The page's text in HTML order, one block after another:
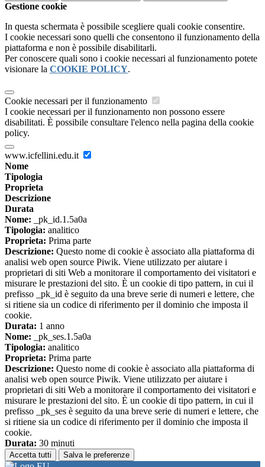
Gestione cookie
In questa schermata è possibile scegliere quali cookie consentire.
I cookie necessari sono quelli che consentono il funzionamento della
piattaforma e non è possibile disabilitarli.
Per conoscere quali sono i cookie necessari al funzionamento potete
visionare la COOKIE POLICY.
Cookie necessari per il funzionamento
I cookie necessari per il funzionamento non possono essere
disabilitati. È possibile consultare l'elenco nella pagina della cookie
policy.
www.icfellini.edu.it
Nome
Tipologia
Proprieta
Descrizione
Durata
Nome: _pk_id.1.5a0a
Tipologia: analitico
Proprieta: Prima parte
Descrizione: Questo nome di cookie è associato alla piattaforma di
analisi web open source Piwik. Viene utilizzato per aiutare i
proprietari di siti Web a monitorare il comportamento dei visitatori e
misurare le prestazioni del sito. È un cookie di tipo pattern, in cui il
prefisso _pk_id è seguito da una breve serie di numeri e lettere, che
si ritiene sia un codice di riferimento per il dominio che imposta il
cookie.
Durata: 1 anno
Nome: _pk_ses.1.5a0a
Tipologia: analitico
Proprieta: Prima parte
Descrizione: Questo nome di cookie è associato alla piattaforma di
analisi web open source Piwik. Viene utilizzato per aiutare i
proprietari di siti Web a monitorare il comportamento dei visitatori e
misurare le prestazioni del sito. È un cookie di tipo pattern, in cui il
prefisso _pk_ses è seguito da una breve serie di numeri e lettere, che
si ritiene sia un codice di riferimento per il dominio che imposta il
cookie.
Durata: 30 minuti
Accetta tutti Salva le preferenze